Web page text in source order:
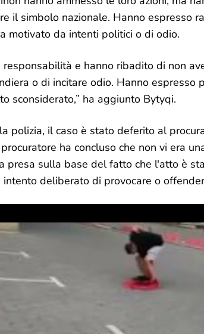
il simbolo nazionale. Hanno espresso
motivato da intenti politici o di odio.
responsabilità e hanno ribadito di non
o di incitare odio. Hanno espresso
sconsiderato,” ha aggiunto Bytyqi.
polizia, il caso è stato deferito al
ha concluso che non vi era
presa sulla base del fatto che l'atto è
intento deliberato di provocare o